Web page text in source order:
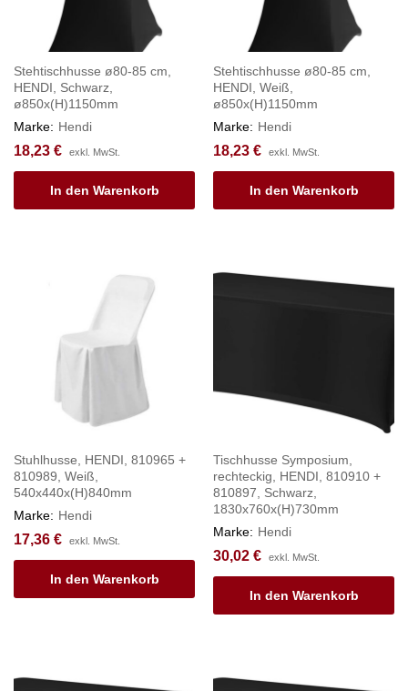
Stehtischhusse ø80-85 cm,
HENDI, Schwarz,
ø850x(H)1150mm
Marke: Hendi
18,23 € exkl. MwSt.
In den Warenkorb
Stehtischhusse ø80-85 cm,
HENDI, Weiß,
ø850x(H)1150mm
Marke: Hendi
18,23 € exkl. MwSt.
In den Warenkorb
Stuhlhusse, HENDI, 810965 +
810989, Weiß,
540x440x(H)840mm
Marke: Hendi
17,36 € exkl. MwSt.
In den Warenkorb
Tischhusse Symposium,
rechteckig, HENDI, 810910 +
810897, Schwarz,
1830x760x(H)730mm
Marke: Hendi
30,02 € exkl. MwSt.
In den Warenkorb